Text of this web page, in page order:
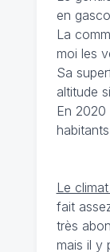
en
La
moi les
Sa
altitude
En
Le
fait
très
mais il y